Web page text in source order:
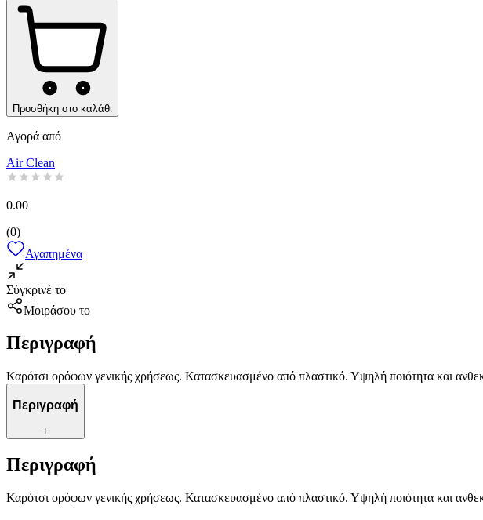
Προσθήκη στο καλάθι
Αγορά από
Air Clean
0.00
(0)
Αγαπημένα
Σύγκρινέ το
Μοιράσου το
Περιγραφή
Καρότσι ορόφων γενικής χρήσεως. Κατασκευασμένο από πλαστικό. Υψηλή ποιότητα και
Περιγραφή
+
Περιγραφή
Καρότσι ορόφων γενικής χρήσεως. Κατασκευασμένο από πλαστικό. Υψηλή ποιότητα και